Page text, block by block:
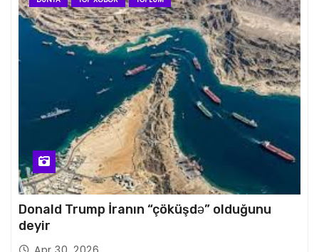
Donald Trump İranın “çöküşdə” olduğunu
deyir